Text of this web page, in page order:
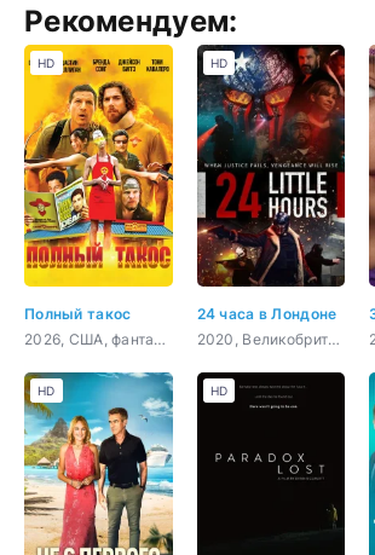
Рекомендуем:
Полный такос
2026, США, фантастика, комедия, боевик, приключения
HD
24 часа в Лондоне
2020, Великобритания, боевик, триллер, драма, криминал
HD
HD HD